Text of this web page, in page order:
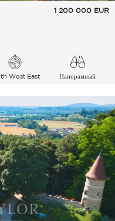
1 200 000 EUR
West East
Панорамный